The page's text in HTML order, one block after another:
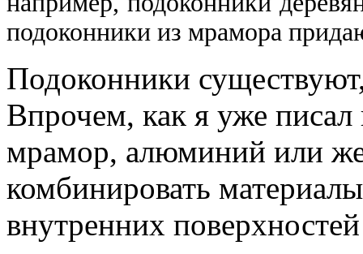
подоконники из мрамора
Подоконники
Впрочем, как я уже
мрамор, алюминий или
комбинировать
внутренних